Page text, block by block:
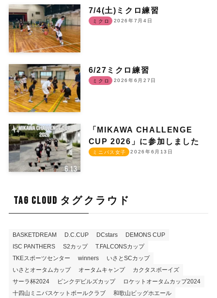
7/4(土)ミクロ練習
2026年7月4日
ミクロ
6/27ミクロ練習
2026年6月27日
ミクロ
「MIKAWA CHALLENGE
CUP 2026」に参加しました
2026年6月13日
ミニバス女子
TAG CLOUD タグクラウド
BASKETDREAM D.C.CUP DCstars
DEMONS CUP
ISC PANTHERS
S2カップ
T.FALCONSカップ
TKEスポーツセンター
winners
いさとSCカップ
いさとオータムカップ
オータムキャンプ
カクタスボーイズ
サーラ杯2024
ピンクデビルズカップ
ロケットオータムカップ2024
十四山ミニバスケットボールクラブ
和歌山ビッグホエール